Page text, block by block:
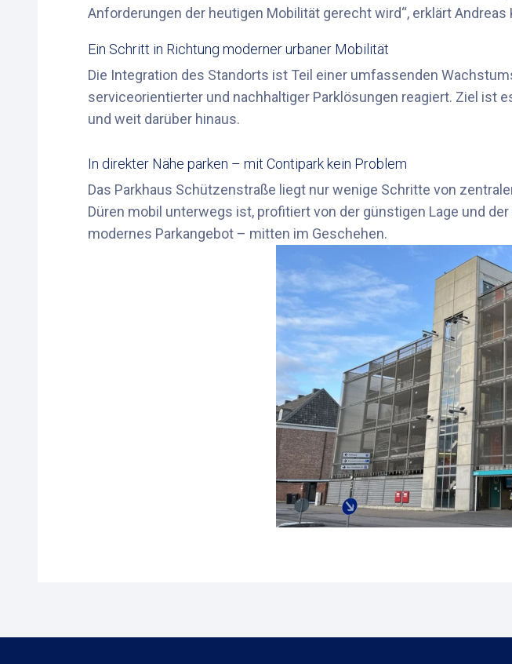
Anforderungen der heutigen Mobilität gerecht wird“, erklärt
Ein Schritt in Richtung moderner urbaner Mobilität
Die Integration des Standorts ist Teil einer umfassenden
serviceorientierter und nachhaltiger Parklösungen reagiert. Ziel ist
und weit darüber hinaus.
In direkter Nähe parken – mit Contipark kein Problem
Das Parkhaus Schützenstraße liegt nur wenige Schritte von
Düren mobil unterwegs ist, profitiert von der günstigen Lage und
modernes Parkangebot – mitten im Geschehen.